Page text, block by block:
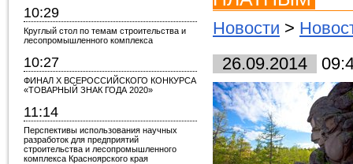
10:29
Круглый стол по темам строительства и
лесопромышленного комплекса
10:27
ФИНАЛ X ВСЕРОССИЙСКОГО КОНКУРСА
«ТОВАРНЫЙ ЗНАК ГОДА 2020»
11:14
Перспективы использования научных
разработок для предприятий
строительства и лесопромышленного
комплекса Красноярского края
Новости >
26.09.2014